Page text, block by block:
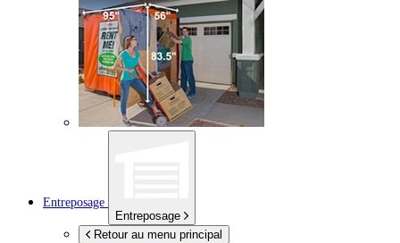
Entreposage
Entreposage
Retour au menu principal